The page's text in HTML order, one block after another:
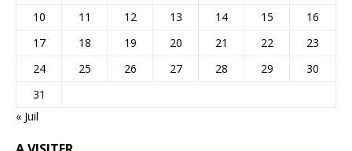
10
11 12 13 14 15
16
17
18 19 20 21 22
23
24
25 26 27 28 29
30
31
« Juil